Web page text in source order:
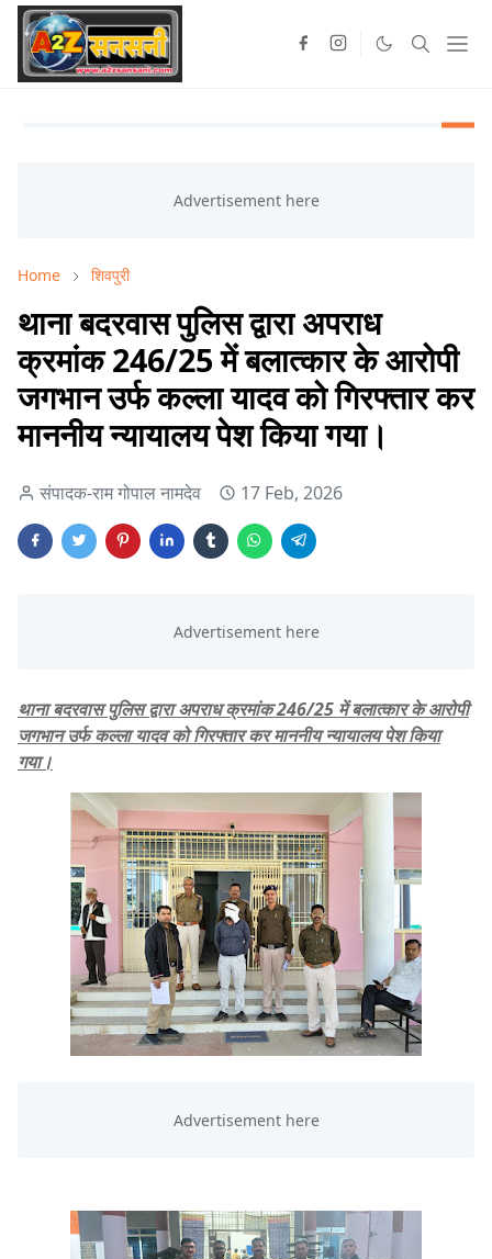
Home शिवपुरी
थाना बदरवास पुलिस द्वारा अपराध
क्रमांक 246/25 में बलात्कार के आरोपी
जगभान उर्फ कल्ला यादव को गिरफ्तार कर
माननीय न्यायालय पेश किया गया।
संपादक-राम गोपाल नामदेव 17 Feb, 2026
थाना बदरवास पुलिस द्वारा अपराध क्रमांक 246/25 में बलात्कार के आरोपी
जगभान उर्फ कल्ला यादव को गिरफ्तार कर माननीय न्यायालय पेश किया
गया।